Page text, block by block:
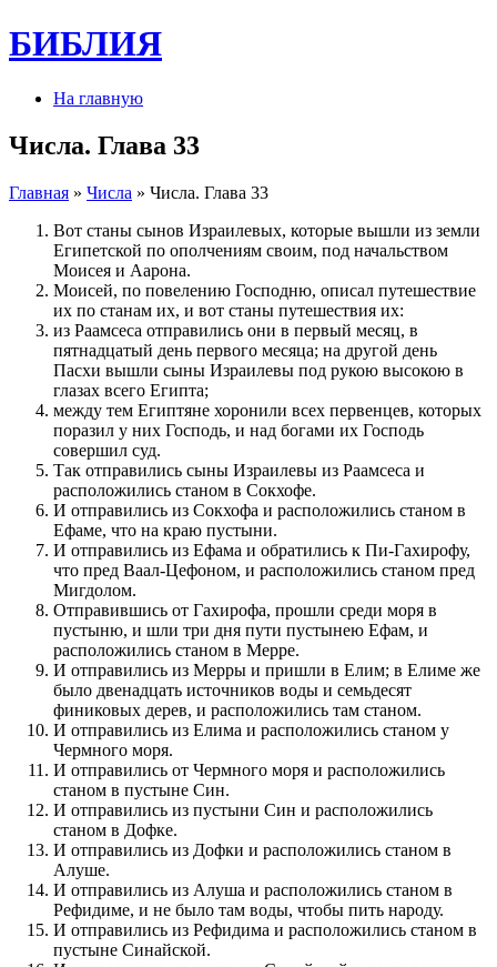
БИБЛИЯ
На главную
Числа. Глава 33
Главная » Числа » Числа. Глава 33
Вот станы сынов Израилевых, которые вышли из земли
Египетской по ополчениям своим, под начальством
Моисея и Аарона.
Моисей, по повелению Господню, описал путешествие
их по станам их, и вот станы путешествия их:
из Раамсеса отправились они в первый месяц, в
пятнадцатый день первого месяца; на другой день
Пасхи вышли сыны Израилевы под рукою высокою в
глазах всего Египта;
между тем Египтяне хоронили всех первенцев, которых
поразил у них Господь, и над богами их Господь
совершил суд.
Так отправились сыны Израилевы из Раамсеса и
расположились станом в Сокхофе.
И отправились из Сокхофа и расположились станом в
Ефаме, что на краю пустыни.
И отправились из Ефама и обратились к Пи-Гахирофу,
что пред Ваал-Цефоном, и расположились станом пред
Мигдолом.
Отправившись от Гахирофа, прошли среди моря в
пустыню, и шли три дня пути пустынею Ефам, и
расположились станом в Мерре.
И отправились из Мерры и пришли в Елим; в Елиме же
было двенадцать источников воды и семьдесят
финиковых дерев, и расположились там станом.
И отправились из Елима и расположились станом у
Чермного моря.
И отправились от Чермного моря и расположились
станом в пустыне Син.
И отправились из пустыни Син и расположились
станом в Дофке.
И отправились из Дофки и расположились станом в
Алуше.
И отправились из Алуша и расположились станом в
Рефидиме, и не было там воды, чтобы пить народу.
И отправились из Рефидима и расположились станом в
пустыне Синайской.